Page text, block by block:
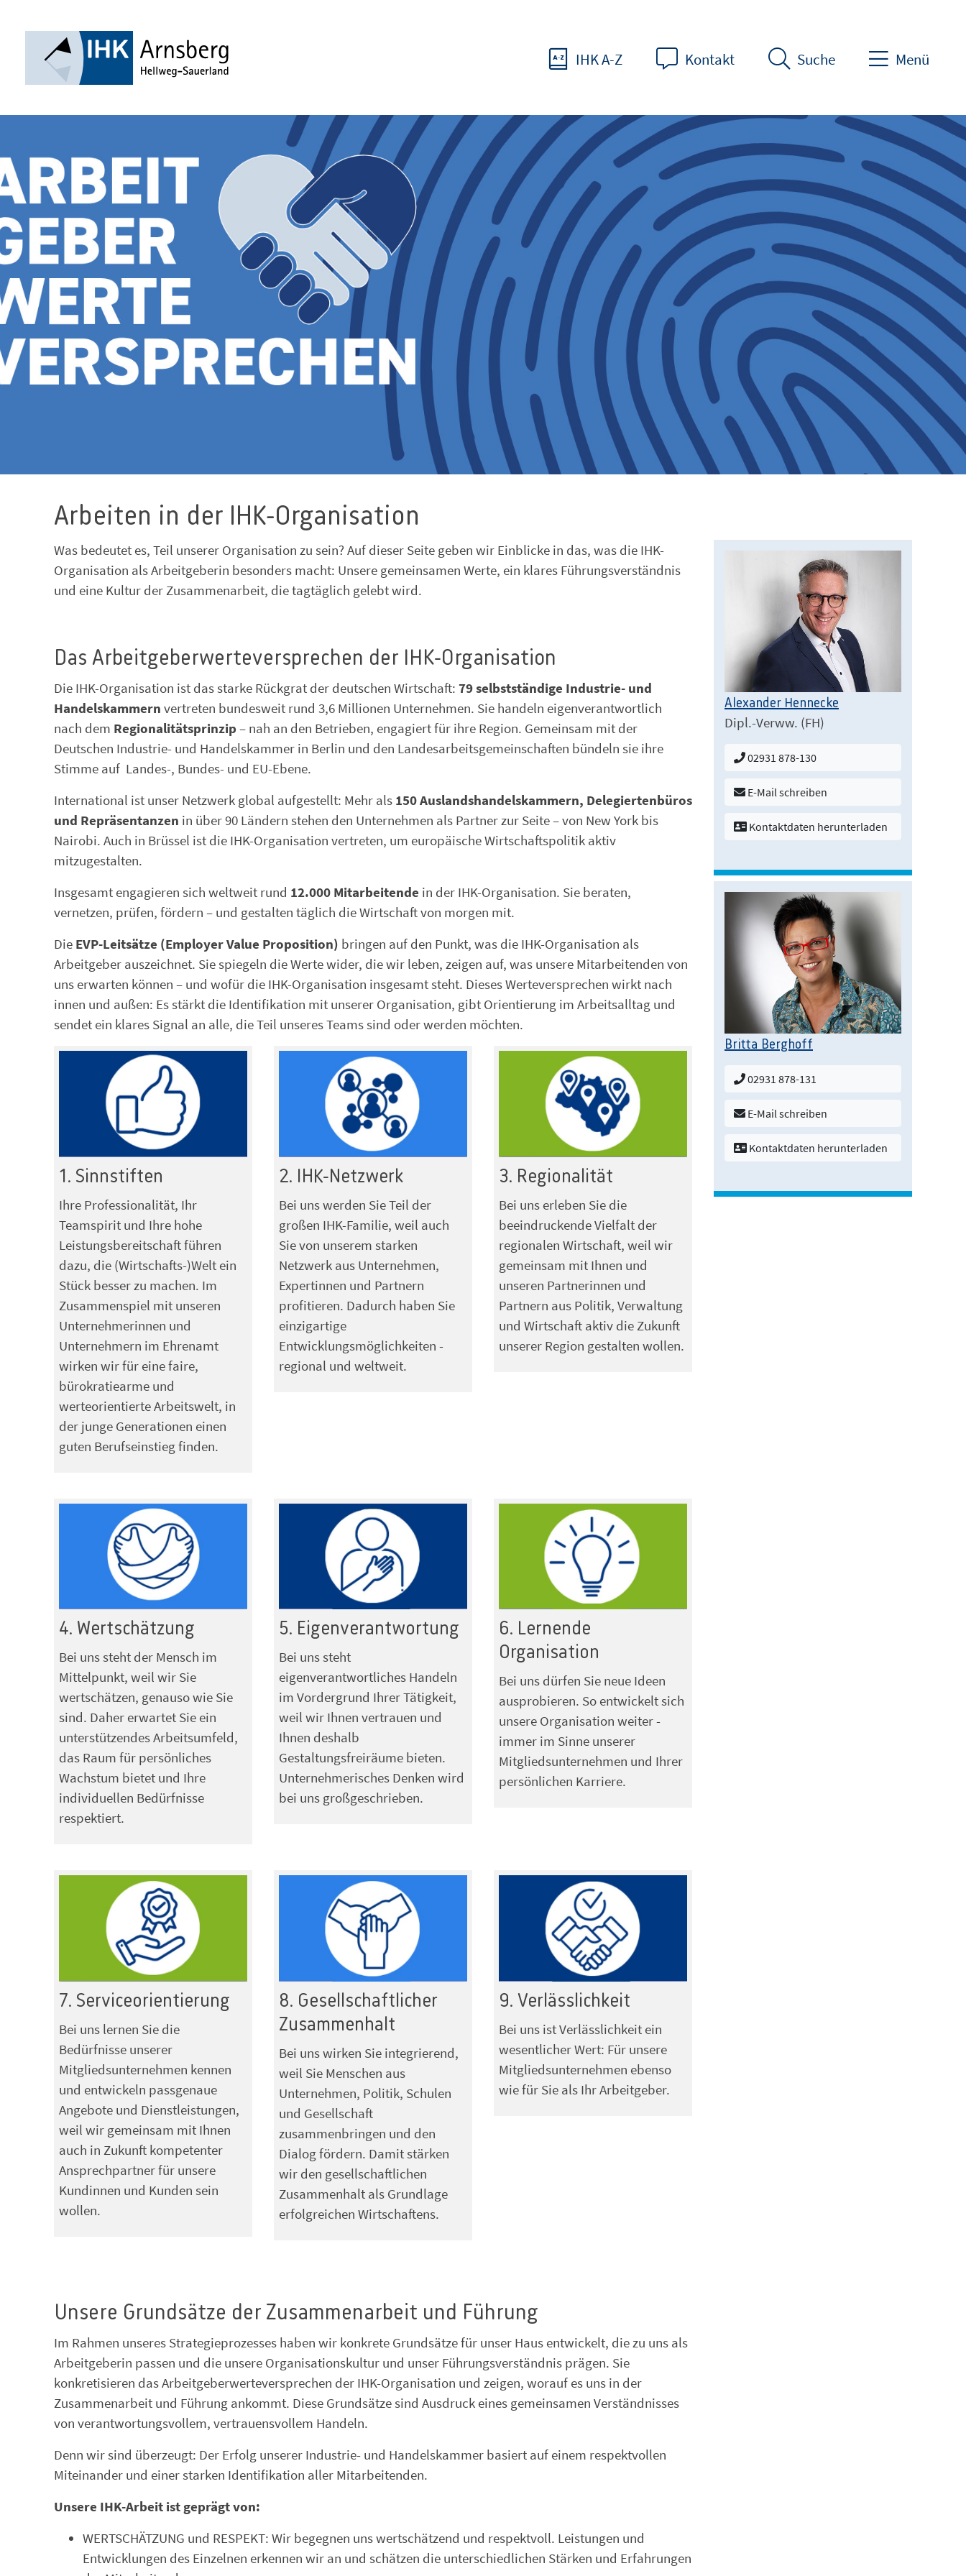
IHK A-Z Kontakt Suche Menü
Arbeiten in der IHK-Organisation
Was bedeutet es, Teil unserer Organisation zu sein? Auf dieser Seite geben wir Einblicke in das, was die IHK-
Organisation als Arbeitgeberin besonders macht: Unsere gemeinsamen Werte, ein klares Führungsverständnis
und eine Kultur der Zusammenarbeit, die tagtäglich gelebt wird.
Das Arbeitgeberwerteversprechen der IHK-Organisation
Die IHK-Organisation ist das starke Rückgrat der deutschen Wirtschaft: 79 selbstständige Industrie- und
Handelskammern vertreten bundesweit rund 3,6 Millionen Unternehmen. Sie handeln eigenverantwortlich
nach dem Regionalitätsprinzip – nah an den Betrieben, engagiert für ihre Region. Gemeinsam mit der
Deutschen Industrie- und Handelskammer in Berlin und den Landesarbeitsgemeinschaften bündeln sie ihre
Stimme auf Landes-, Bundes- und EU-Ebene.
International ist unser Netzwerk global aufgestellt: Mehr als 150 Auslandshandelskammern, Delegiertenbüros
und Repräsentanzen in über 90 Ländern stehen den Unternehmen als Partner zur Seite – von New York bis
Nairobi. Auch in Brüssel ist die IHK-Organisation vertreten, um europäische Wirtschaftspolitik aktiv
mitzugestalten.
Insgesamt engagieren sich weltweit rund 12.000 Mitarbeitende in der IHK-Organisation. Sie beraten,
vernetzen, prüfen, fördern – und gestalten täglich die Wirtschaft von morgen mit.
Die EVP-Leitsätze (Employer Value Proposition) bringen auf den Punkt, was die IHK-Organisation als
Arbeitgeber auszeichnet. Sie spiegeln die Werte wider, die wir leben, zeigen auf, was unsere Mitarbeitenden von
uns erwarten können – und wofür die IHK-Organisation insgesamt steht. Dieses Werteversprechen wirkt nach
innen und außen: Es stärkt die Identifikation mit unserer Organisation, gibt Orientierung im Arbeitsalltag und
sendet ein klares Signal an alle, die Teil unseres Teams sind oder werden möchten.
1. Sinnstiften
Ihre Professionalität, Ihr
Teamspirit und Ihre hohe
Leistungsbereitschaft führen
dazu, die (Wirtschafts-)Welt ein
Stück besser zu machen. Im
Zusammenspiel mit unseren
Unternehmerinnen und
Unternehmern im Ehrenamt
wirken wir für eine faire,
bürokratiearme und
werteorientierte Arbeitswelt, in
der junge Generationen einen
guten Berufseinstieg finden.
2. IHK-Netzwerk
Bei uns werden Sie Teil der
großen IHK-Familie, weil auch
Sie von unserem starken
Netzwerk aus Unternehmen,
Expertinnen und Partnern
profitieren. Dadurch haben Sie
einzigartige
Entwicklungsmöglichkeiten -
regional und weltweit.
3. Regionalität
Bei uns erleben Sie die
beeindruckende Vielfalt der
regionalen Wirtschaft, weil wir
gemeinsam mit Ihnen und
unseren Partnerinnen und
Partnern aus Politik, Verwaltung
und Wirtschaft aktiv die Zukunft
unserer Region gestalten wollen.
4. Wertschätzung
Bei uns steht der Mensch im
Mittelpunkt, weil wir Sie
wertschätzen, genauso wie Sie
sind. Daher erwartet Sie ein
unterstützendes Arbeitsumfeld,
das Raum für persönliches
Wachstum bietet und Ihre
individuellen Bedürfnisse
respektiert.
5. Eigenverantwortung
Bei uns steht
eigenverantwortliches Handeln
im Vordergrund Ihrer Tätigkeit,
weil wir Ihnen vertrauen und
Ihnen deshalb
Gestaltungsfreiräume bieten.
Unternehmerisches Denken wird
bei uns großgeschrieben.
6. Lernende
Organisation
Bei uns dürfen Sie neue Ideen
ausprobieren. So entwickelt sich
unsere Organisation weiter -
immer im Sinne unserer
Mitgliedsunternehmen und Ihrer
persönlichen Karriere.
7. Serviceorientierung
Bei uns lernen Sie die
Bedürfnisse unserer
Mitgliedsunternehmen kennen
und entwickeln passgenaue
Angebote und Dienstleistungen,
weil wir gemeinsam mit Ihnen
auch in Zukunft kompetenter
Ansprechpartner für unsere
Kundinnen und Kunden sein
wollen.
8. Gesellschaftlicher
Zusammenhalt
Bei uns wirken Sie integrierend,
weil Sie Menschen aus
Unternehmen, Politik, Schulen
und Gesellschaft
zusammenbringen und den
Dialog fördern. Damit stärken
wir den gesellschaftlichen
Zusammenhalt als Grundlage
erfolgreichen Wirtschaftens.
9. Verlässlichkeit
Bei uns ist Verlässlichkeit ein
wesentlicher Wert: Für unsere
Mitgliedsunternehmen ebenso
wie für Sie als Ihr Arbeitgeber.
Unsere Grundsätze der Zusammenarbeit und Führung
Im Rahmen unseres Strategieprozesses haben wir konkrete Grundsätze für unser Haus entwickelt, die zu uns als
Arbeitgeberin passen und die unsere Organisationskultur und unser Führungsverständnis prägen. Sie
konkretisieren das Arbeitgeberwerteversprechen der IHK-Organisation und zeigen, worauf es uns in der
Zusammenarbeit und Führung ankommt. Diese Grundsätze sind Ausdruck eines gemeinsamen Verständnisses
von verantwortungsvollem, vertrauensvollem Handeln.
Denn wir sind überzeugt: Der Erfolg unserer Industrie- und Handelskammer basiert auf einem respektvollen
Miteinander und einer starken Identifikation aller Mitarbeitenden.
Unsere IHK-Arbeit ist geprägt von:
WERTSCHÄTZUNG und RESPEKT: Wir begegnen uns wertschätzend und respektvoll. Leistungen und
Entwicklungen des Einzelnen erkennen wir an und schätzen die unterschiedlichen Stärken und Erfahrungen
Alexander Hennecke
Dipl.-Verww. (FH)
02931 878-130
E-Mail schreiben
Kontaktdaten herunterladen
Britta Berghoff
02931 878-131
E-Mail schreiben
Kontaktdaten herunterladen